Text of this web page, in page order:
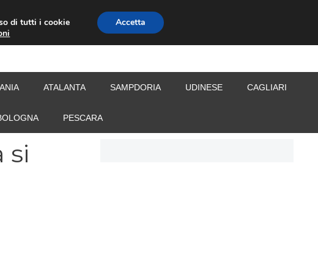
CALCIOMERCATO
ATALANTA SAMPDORIA UDINESE CAGLIARI
PESCARA
si
di tutti i cookie
Accetta